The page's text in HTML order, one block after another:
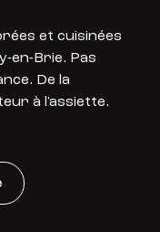
et cuisinées
en-Brie. Pas
De la
à l'assiette.